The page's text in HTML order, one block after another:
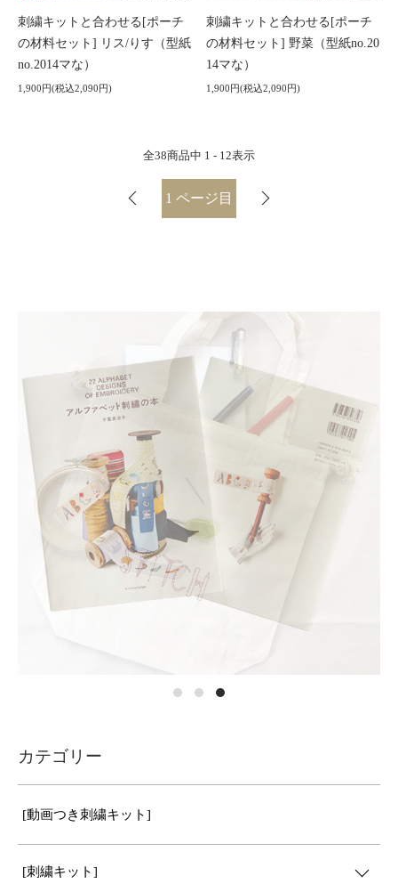
刺繍キットと合わせる[ポーチ
の材料セット] リス/りす（型紙
no.2014マな）
1,900円(税込2,090円)
刺繍キットと合わせる[ポーチ
の材料セット] 野菜（型紙no.20
14マな）
1,900円(税込2,090円)
全38商品中 1 - 12表示
1 ページ目
カテゴリー
[動画つき刺繍キット]
[刺繍キット]